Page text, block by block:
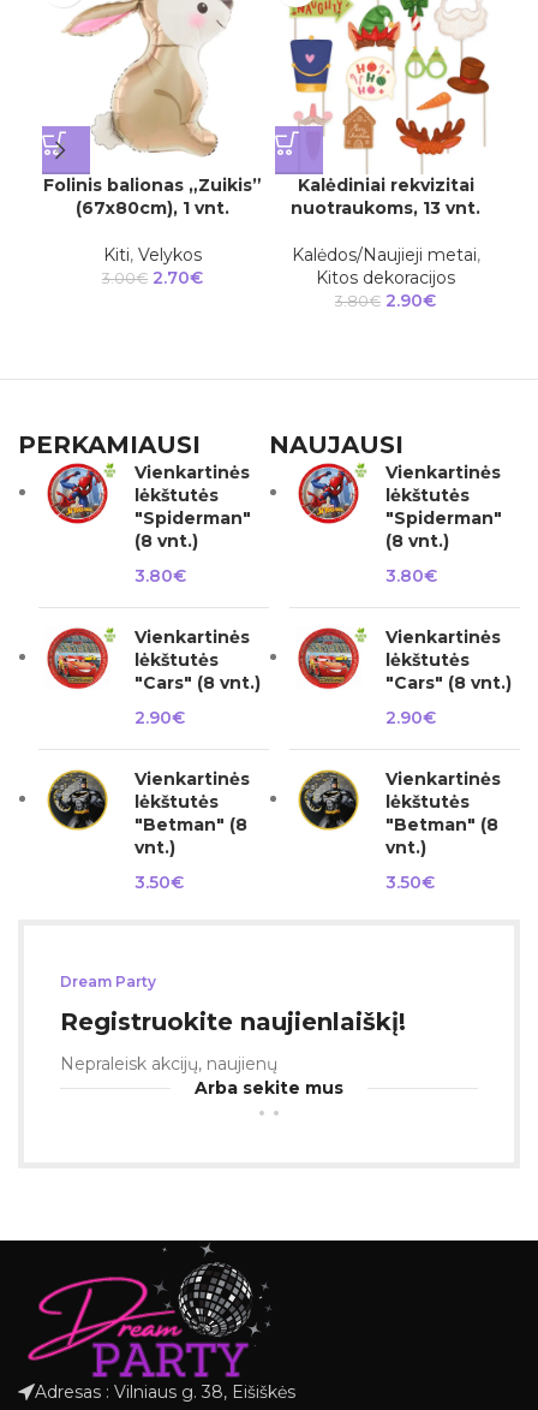
Folinis balionas „Zuikis”
(67x80cm), 1 vnt.
Kiti, Velykos
3.00€ 2.70€
Kalėdiniai rekvizitai
nuotraukoms, 13 vnt.
Kalėdos/Naujieji metai,
Kitos dekoracijos
3.80€ 2.90€
PERKAMIAUSI
Vienkartinės
lėkštutės
"Spiderman"
(8 vnt.)
3.80€
Vienkartinės
lėkštutės
"Cars" (8 vnt.)
2.90€
Vienkartinės
lėkštutės
"Betman" (8
vnt.)
3.50€
NAUJAUSI
Vienkartinės
lėkštutės
"Spiderman"
(8 vnt.)
3.80€
Vienkartinės
lėkštutės
"Cars" (8 vnt.)
2.90€
Vienkartinės
lėkštutės
"Betman" (8
vnt.)
3.50€
Dream Party
Registruokite naujienlaiškį!
Nepraleisk akcijų, naujienų
Arba sekite mus
Adresas : Vilniaus g. 38, Eišiškės